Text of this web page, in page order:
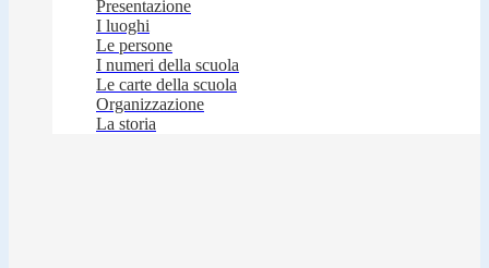
Presentazione
I luoghi
Le persone
I numeri della scuola
Le carte della scuola
Organizzazione
La storia